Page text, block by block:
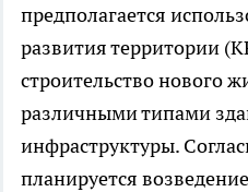
предполагается
развития территории
строительство нового
различными типами
инфраструктуры.
планируется